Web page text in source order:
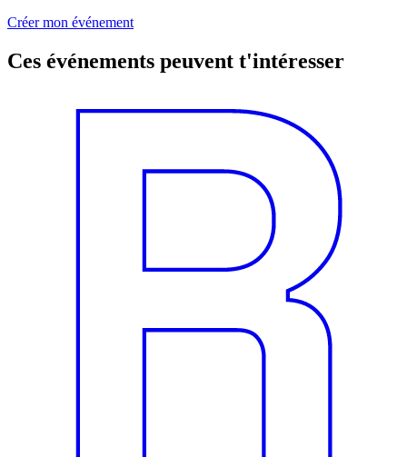
Créer mon événement
Ces événements peuvent t'intéresser